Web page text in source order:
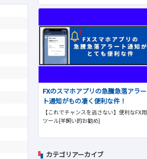
FXのスマホアプリの急騰急落アラー
ト通知がもの凄く便利な件！
【これでチャンスを逃さない】便利なFX用
ツール[羊飼い的お勧め]
カテゴリアーカイブ